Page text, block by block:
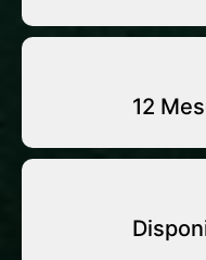
12